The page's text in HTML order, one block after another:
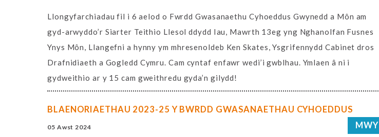
Llongyfarchiadau fil i 6 aelod o Fwrdd Gwasanaethu Cyhoeddus Gwynedd a Môn am
gyd-arwyddo’r Siarter Teithio Llesol ddydd Iau, Mawrth 13eg yng Nghanolfan Fusnes
Ynys Môn, Llangefni a hynny ym mhresenoldeb Ken Skates, Ysgrifennydd Cabinet dros
Drafnidiaeth a Gogledd Cymru. Cam cyntaf enfawr wedi’i gwblhau. Ymlaen â ni i
gydweithio ar y 15 cam gweithredu gyda’n gilydd!
BLAENORIAETHAU 2023-25 Y BWRDD GWASANAETHAU CYHOEDDUS
MWY
05 Awst 2024